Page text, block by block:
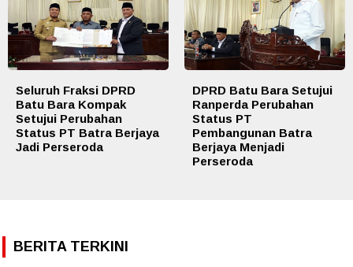
Seluruh Fraksi DPRD
Batu Bara Kompak
Setujui Perubahan
Status PT Batra Berjaya
Jadi Perseroda
DPRD Batu Bara Setujui
Ranperda Perubahan
Status PT
Pembangunan Batra
Berjaya Menjadi
Perseroda
BERITA TERKINI